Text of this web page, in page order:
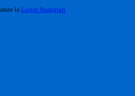
la Login Spaggiari